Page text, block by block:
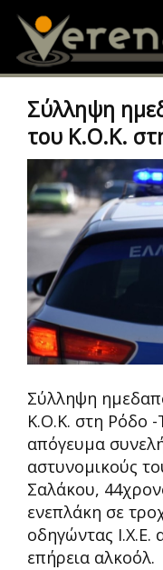
content
Σύλληψη
του Κ.Ο.Κ.
Σύλληψη
Κ.Ο.Κ. στη Ρόδο -
απόγευμα
αστυνομικούς
Σαλάκου,
ενεπλάκη σε
οδηγώντας Ι.Χ.Ε.
επήρεια αλκοόλ.